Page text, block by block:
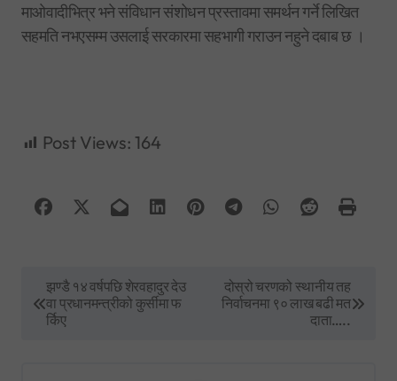
माओवादीभित्र भने संविधान संशोधन प्रस्तावमा समर्थन गर्ने लिखित
सहमति नभएसम्म उसलाई सरकारमा सहभागी गराउन नहुने दबाब छ ।
Post Views: 164
o
झण्डै १४ वर्षपछि शेरवहादुर देउ
वा प्रधानमन्त्रीको कुर्सीमा फ
र्किए
दोस्रो चरणको स्थानीय तह
निर्वाचनमा ९० लाख बढी मत
दाता…..